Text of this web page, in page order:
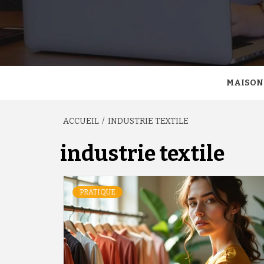
MAISON
ACCUEIL INDUSTRIE TEXTILE
industrie textile
PRATIQUE